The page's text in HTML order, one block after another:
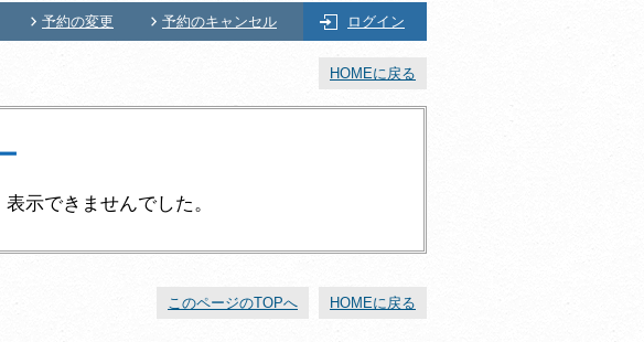
予約の変更 予約のキャンセル ログイン
HOMEに戻る
示できませんでした。
このページのTOPへ HOMEに戻る